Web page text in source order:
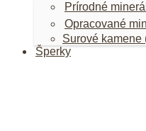
Prírodné
Opracované
Surové kamene
Šperky